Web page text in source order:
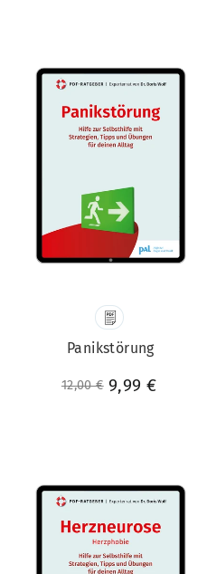
Panikstörung
Normaler Preis
12,00 €
Sonderpreis
9,99 €